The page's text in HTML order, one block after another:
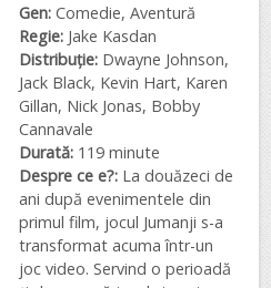
Gen: Comedie, Aventură
Regie: Jake Kasdan
Distribuţie: Dwayne Johnson,
Jack Black, Kevin Hart, Karen
Gillan, Nick Jonas, Bobby
Cannavale
Durată: 119 minute
Despre ce e?: La douăzeci de
ani după evenimentele din
primul film, jocul Jumanji s-a
transformat acuma într-un
joc video. Servind o perioadă